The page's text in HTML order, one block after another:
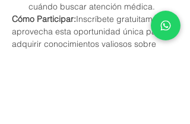
cuándo buscar atención médica.
Cómo Participar:Inscríbete gratuitamente y
aprovecha esta oportunidad única para
adquirir conocimientos valiosos sobre